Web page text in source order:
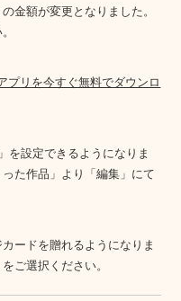
金額が変更となりました。
プリを今すぐ無料でダウンロ
を設定できるようになりま
た作品」より「編集」にて
ードを贈れるようになりま
ご選択ください。